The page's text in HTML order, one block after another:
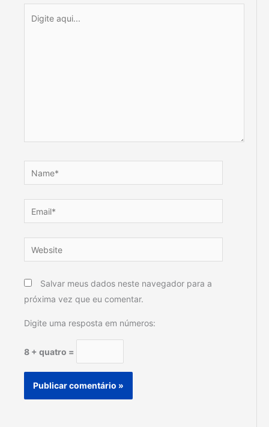
aqui...
Name*
Email*
Website
Salvar meus dados neste navegador para a
próxima vez que eu comentar.
Digite uma resposta em números:
8 + quatro =